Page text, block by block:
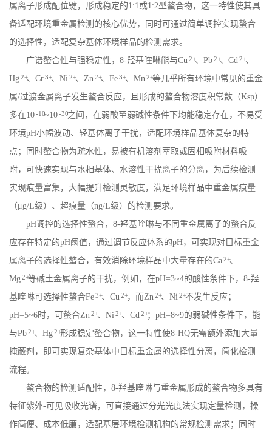
属离子形成配位键，形成稳定的1:1 或1:2型螯合物，这一特性使其具
备适配环境重金属检测的核心优势，同时可通过简单调控实现螯合
的选择性，适配复杂基体环境样品的检测需求。
广谱螯合性与强稳定性， 8-羟基喹啉能与Cu 2+、 Pb2+、 Cd 2+、
Hg2+、 Cr3+、 Ni 2+、 Zn 2+、 Fe3+、 Mn 2+等几乎所有环境中常见的重金
属/过渡金属离子发生螯合反应，且形成的螯合物溶度积常数（Ksp）
多在10-10~10-30之间，在弱酸至弱碱性条件下均能稳定存在，不易受
环境pH小幅波动、轻基体离子干扰，适配环境样品基体复杂的特
点；同时螯合物为疏水性，易被有机溶剂萃取或固相吸附材料吸
附，可快速实现与水相基体、水溶性干扰离子的分离，为后续检测
实现痕量富集，大幅提升检测灵敏度，满足环境样品中重金属痕量
（μ g/L级）、超痕量（ng/L级）的检测要求。
pH调控的选择性螯合， 8-羟基喹啉与不同重金属离子的螯合反
应存在特定的pH阈值，通过调节反应体系的pH，可实现对目标重金
属离子的选择性螯合，有效消除环境样品中大量存在的Ca2+、
Mg2+等碱土金属离子的干扰，例如，在pH=3~4的酸性条件下， 8-羟
基喹啉可选择性螯合Fe3+、 Cu 2+，而Zn 2+、 Ni 2+不发生反应；
pH=5~6时，可螯合Zn 2+、 Ni 2+、 Cd 2+； pH=8~9的弱碱性条件下，能
与Pb2+、 Hg2+形成稳定螯合物，这一特性使8-HQ无需额外添加大量
掩蔽剂，即可实现复杂基体中目标重金属的选择性分离，简化检测
流程。
螯合物的检测适配性， 8-羟基喹啉与重金属形成的螯合物多具有
特征紫外-可见吸收光谱，可直接通过分光光度法实现定量检测，操
作简便、成本低廉，适配基层环境检测机构的常规检测需求；同时